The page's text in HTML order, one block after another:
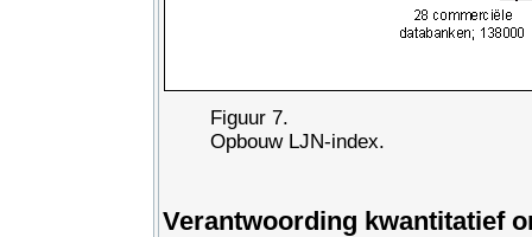
Figuur 7.
Opbouw LJN-index.
Verantwoording kwantitatief